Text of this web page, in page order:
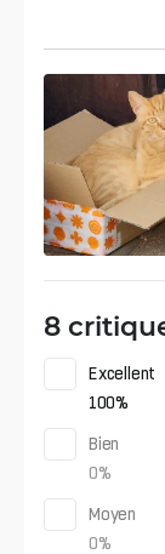
8
Excellent
100%
Bien
0%
Moyen
0%